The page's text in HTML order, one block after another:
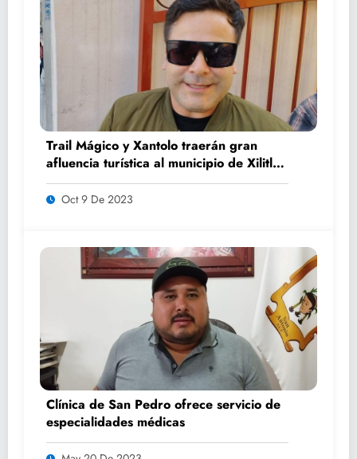
Trail Mágico y Xantolo traerán gran
afluencia turística al municipio de Xilitla:
Benjamín Luna
Oct 9 De 2023
Clínica de San Pedro ofrece servicio de
especialidades médicas